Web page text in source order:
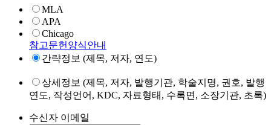
MLA
APA
Chicago
참고문헌양식안내
간략정보 (제목, 저자, 연도)
상세정보 (제목, 저자, 발행기관, 학술지명, 권호, 발행
연도, 작성언어, KDC, 자료형태, 수록면, 소장기관, 초록)
수신자 이메일